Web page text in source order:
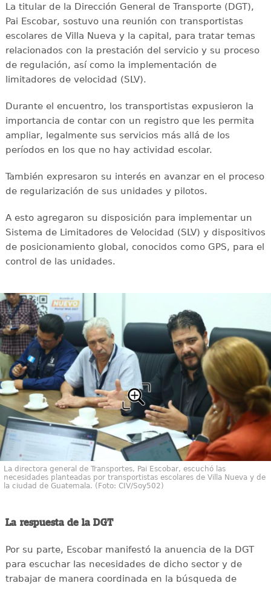
La titular de la Dirección General de Transporte (DGT),
Pai Escobar, sostuvo una reunión con transportistas
escolares de Villa Nueva y la capital, para tratar temas
relacionados con la prestación del servicio y su proceso
de regulación, así como la implementación de
limitadores de velocidad (SLV).
Durante el encuentro, los transportistas expusieron la
importancia de contar con un registro que les permita
ampliar, legalmente sus servicios más allá de los
períodos en los que no hay actividad escolar.
También expresaron su interés en avanzar en el proceso
de regularización de sus unidades y pilotos.
A esto agregaron su disposición para implementar un
Sistema de Limitadores de Velocidad (SLV) y dispositivos
de posicionamiento global, conocidos como GPS, para el
control de las unidades.
La directora general de Transportes, Pai Escobar, escuchó las
necesidades planteadas por transportistas escolares de Villa Nueva y de
la ciudad de Guatemala. (Foto: CIV/Soy502)
La respuesta de la DGT
Por su parte, Escobar manifestó la anuencia de la DGT
para escuchar las necesidades de dicho sector y de
trabajar de manera coordinada en la búsqueda de